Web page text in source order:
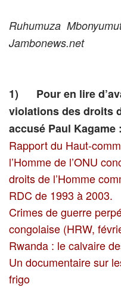
Ruhumuza
Jambonews.net
1) Pour en lire
violations des droits
accusé Paul Kagame :
Rapport du Haut-
l’Homme de l’ONU
droits de l’Homme
RDC de 1993 à 2003.
Crimes de guerre
congolaise (HRW,
Rwanda : le calvaire
Un documentaire sur
frigo